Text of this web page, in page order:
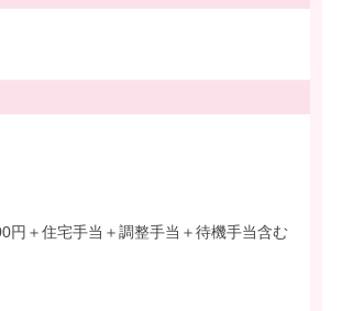
円＋住宅手当＋調整手当＋待機手当含む